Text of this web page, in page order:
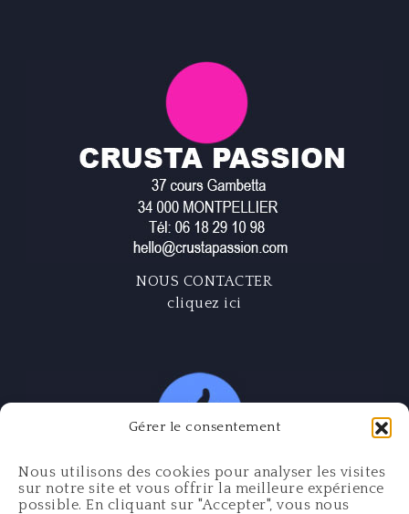
Gérer le consentement
Nous utilisons des cookies pour analyser les visites
sur notre site et vous offrir la meilleure expérience
possible. En cliquant sur "Accepter", vous nous
NOUS CONTACTER
cliquez ici